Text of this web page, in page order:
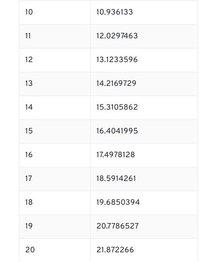
10 10.936133
11 12.0297463
12 13.1233596
13 14.2169729
14 15.3105862
15 16.4041995
16 17.4978128
17 18.5914261
18 19.6850394
19 20.7786527
20 21.872266